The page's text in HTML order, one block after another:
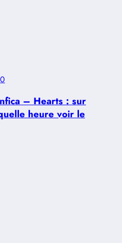
0
– Hearts : sur
heure voir le